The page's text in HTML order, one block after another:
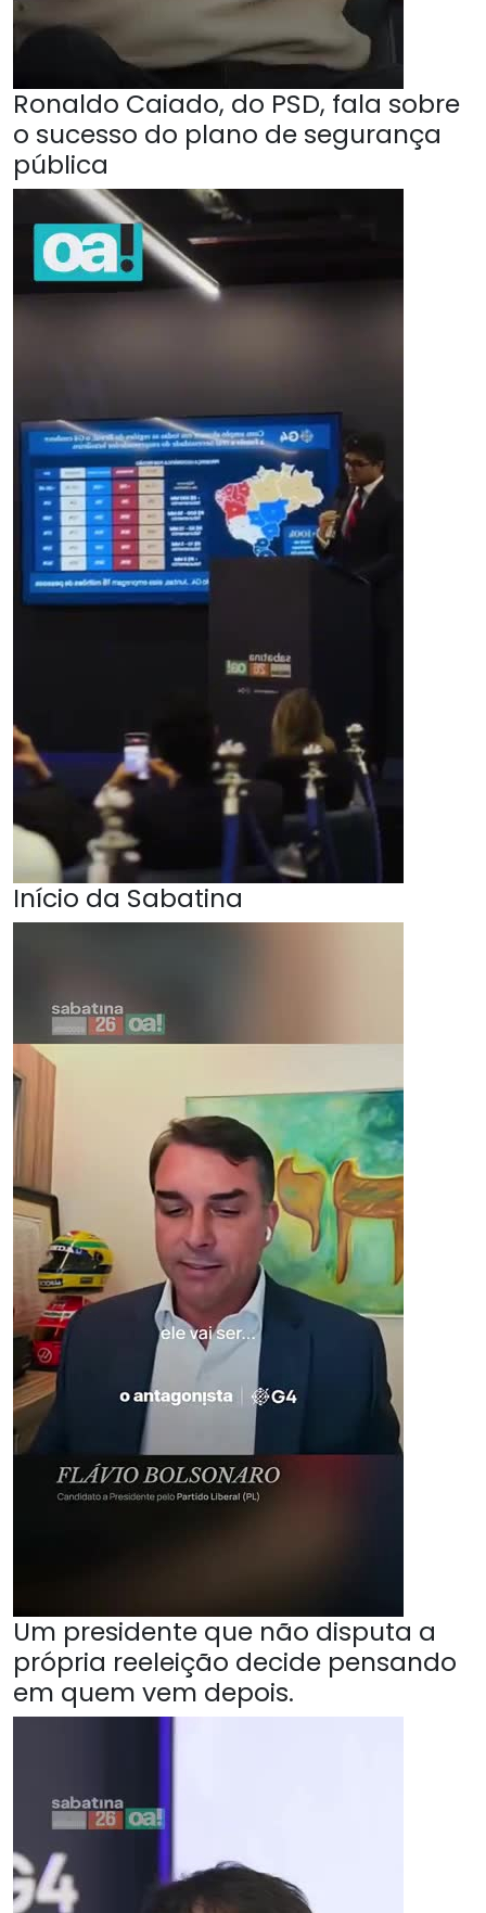
Ronaldo Caiado, do PSD, fala sobre
o sucesso do plano de segurança
pública
Início da Sabatina
Um presidente que não disputa a
própria reeleição decide pensando
em quem vem depois.